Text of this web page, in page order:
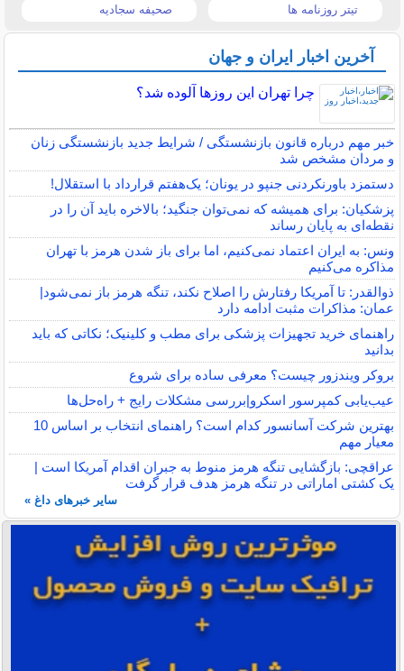
تیتر روزنامه ها صحیفه سجادیه
آخرین اخبار ایران و جهان
چرا تهران این روزها آلوده شد؟
خبر مهم درباره قانون بازنشستگی / شرایط جدید بازنشستگی زنان
و مردان مشخص شد
دستمزد باورنکردنی جنپو در یونان؛ یک‌هفتم قرارداد با استقلال!
پزشکیان: برای همیشه که نمی‌توان جنگید؛ بالاخره باید آن را در
نقطه‌ای به پایان رساند
ونس: به ایران اعتماد نمی‌کنیم، اما برای باز شدن هرمز با تهران
مذاکره می‌کنیم
ذوالقدر: تا آمریکا رفتارش را اصلاح نکند، تنگه هرمز باز نمی‌شود|
عمان: مذاکرات مثبت ادامه دارد
راهنمای خرید تجهیزات پزشکی برای مطب و کلینیک؛ نکاتی که باید
بدانید
بروکر ویندزور چیست؟ معرفی ساده برای شروع
عیب‌یابی کمپرسور اسکرو|بررسی مشکلات رایج + راه‌حل‌ها
بهترین شرکت آسانسور کدام است؟ راهنمای انتخاب بر اساس 10
معیار مهم
عراقچی: بازگشایی تنگه هرمز منوط به جبران اقدام آمریکا است |
یک کشتی اماراتی در تنگه هرمز هدف قرار گرفت
سایر خبرهای داغ »